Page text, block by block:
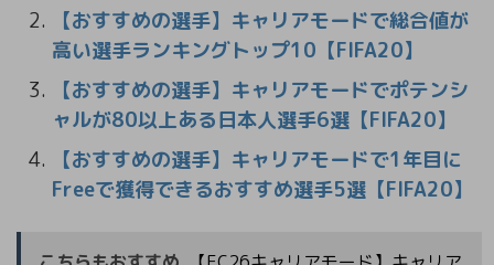
【おすすめの選手】キャリアモードで総合値が
高い選手ランキングトップ10【FIFA20】
【おすすめの選手】キャリアモードでポテンシ
ャルが80以上ある日本人選手6選【FIFA20】
【おすすめの選手】キャリアモードで1年目に
Freeで獲得できるおすすめ選手5選【FIFA20】